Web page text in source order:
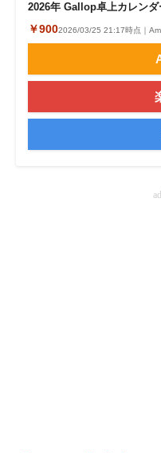
2026年 Gallop卓上カレンダ
￥9002026/03/25 21:17時点｜